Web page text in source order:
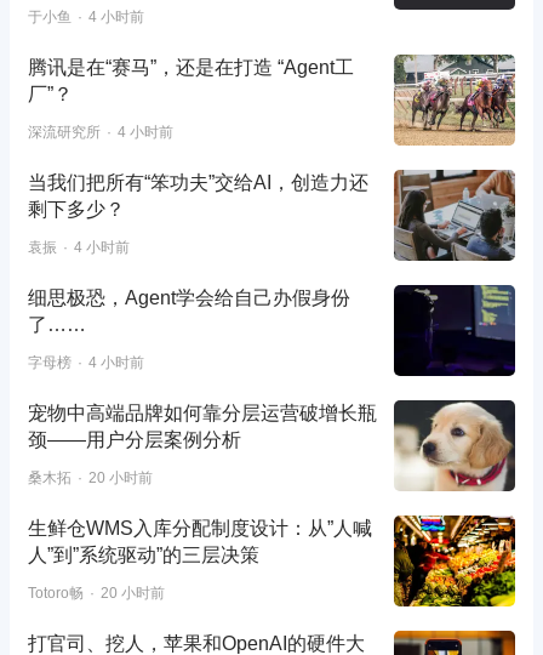
于小鱼 4 小时前
腾讯是在“赛马”，还是在打造 “Agent工
厂”？
深流研究所 4 小时前
当我们把所有“笨功夫”交给AI，创造力还
剩下多少？
袁振 4 小时前
细思极恐，Agent学会给自己办假身份
了……
字母榜 4 小时前
宠物中高端品牌如何靠分层运营破增长瓶
颈——用户分层案例分析
桑木拓 20 小时前
生鲜仓WMS入库分配制度设计：从”人喊
人”到”系统驱动”的三层决策
Totoro畅 20 小时前
打官司、挖人，苹果和OpenAI的硬件大